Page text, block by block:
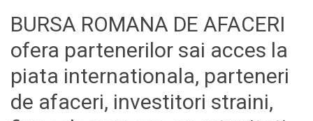
BURSA ROMANA DE AFACERI
ofera partenerilor sai acces la
piata internationala, parteneri
de afaceri, investitori straini,